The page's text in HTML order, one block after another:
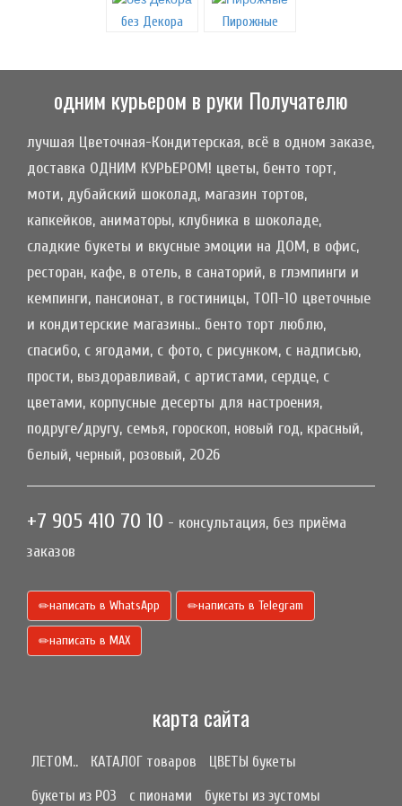
без Декора Пирожные
одним курьером в руки Получателю
лучшая Цветочная-Кондитерская, всё в одном заказе,
доставка ОДНИМ КУРЬЕРОМ! цветы, бенто торт,
моти, дубайский шоколад, магазин тортов,
капкейков, аниматоры, клубника в шоколаде,
сладкие букеты и вкусные эмоции на ДОМ, в офис,
ресторан, кафе, в отель, в санаторий, в глэмпинги и
кемпинги, пансионат, в гостиницы, ТОП-10 цветочные
и кондитерские магазины.. бенто торт люблю,
спасибо, с ягодами, с фото, с рисунком, с надписью,
прости, выздоравливай, с артистами, сердце, с
цветами, корпусные десерты для настроения,
подруге/другу, семья, гороскоп, новый год, красный,
белый, черный, розовый, 2026
+7 905 410 70 10 - консультация, без приёма
заказов
написать в WhatsApp написать в Telegram
написать в МАХ
карта сайта
ЛЕТОМ.. КАТАЛОГ товаров
ЦВЕТЫ букеты
букеты из РОЗ
с пионами
букеты из эустомы